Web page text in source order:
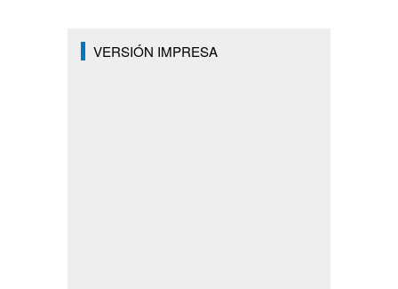
VERSIÓN IMPRESA